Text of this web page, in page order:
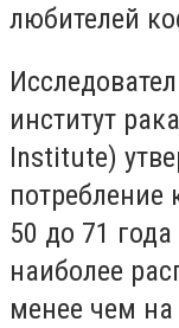
любителей
институт
Institute)
потребление
50 до 71
наиболее
менее чем на